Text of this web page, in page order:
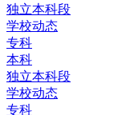
独立本科段
学校动态
专科
本科
独立本科段
学校动态
专科